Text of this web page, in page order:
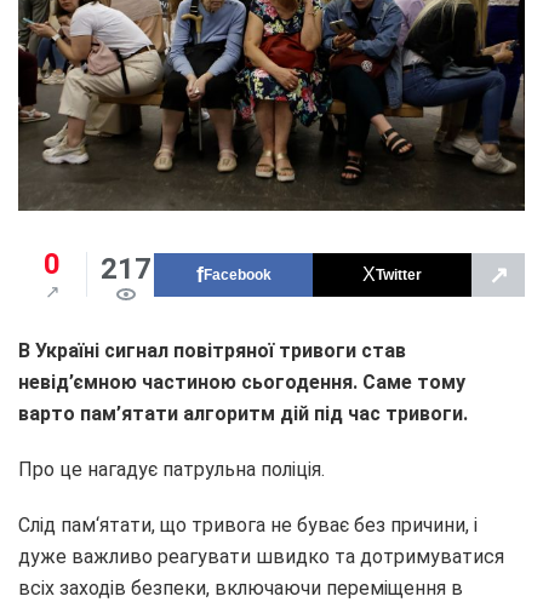
0 217 Facebook Twitter ↗
В Україні сигнал повітряної тривоги став
невід’ємною частиною сьогодення. Саме тому
варто пам’ятати алгоритм дій під час тривоги.
Про це нагадує патрульна поліція.
Слід пам‘ятати, що тривога не буває без причини, і
дуже важливо реагувати швидко та дотримуватися
всіх заходів безпеки, включаючи переміщення в